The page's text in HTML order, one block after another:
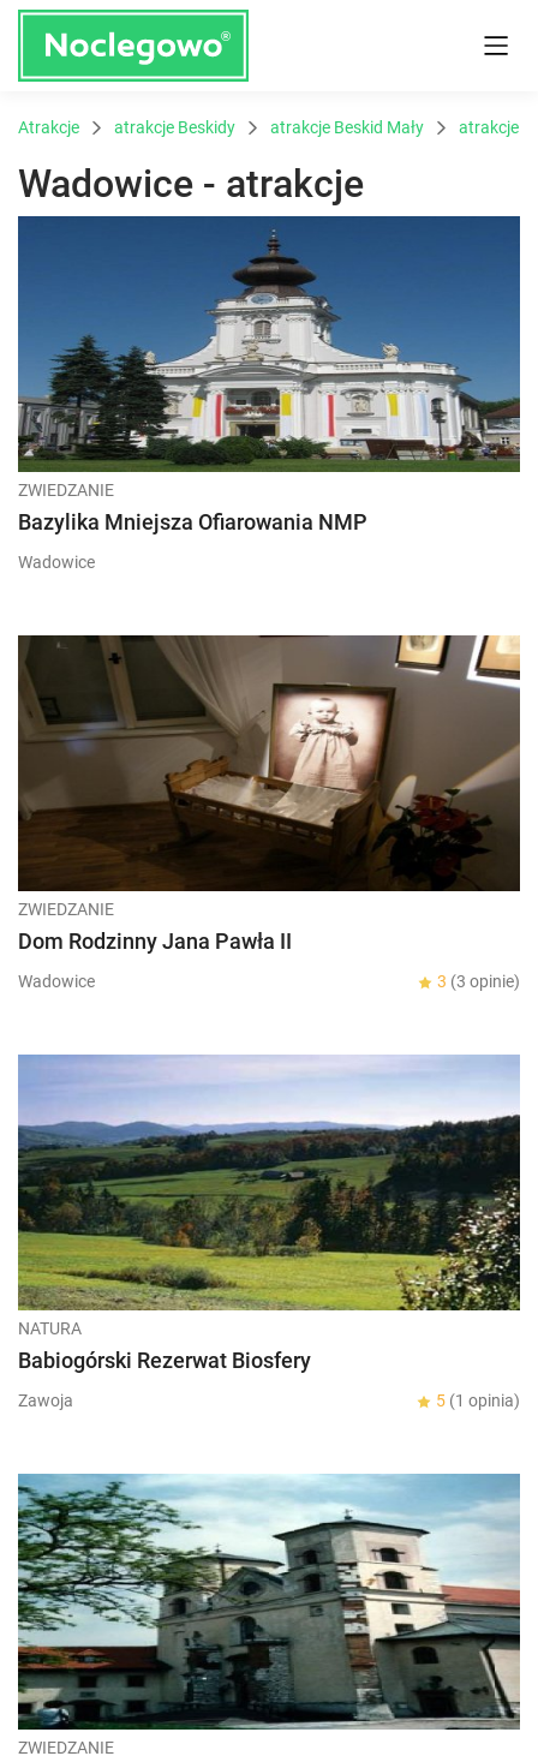
Atrakcje atrakcje Beskidy atrakcje Beskid Mały atrakcje
Wadowice - atrakcje
ZWIEDZANIE
Bazylika Mniejsza Ofiarowania NMP
Wadowice
ZWIEDZANIE
Dom Rodzinny Jana Pawła II
Wadowice 3 (3 opinie)
NATURA
Babiogórski Rezerwat Biosfery
Zawoja 5 (1 opinia)
ZWIEDZANIE